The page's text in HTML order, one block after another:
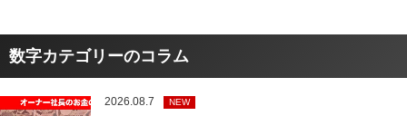
数字カテゴリーのコラム
2026.08.7 NEW